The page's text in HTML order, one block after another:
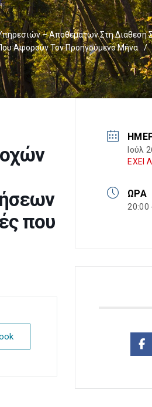
– Αποθεμάτων Στη Διάθεση
Αφορούν Τον Προηγούμενο Μήνα
/
που
Ιούλ
ΕΧΕΙ
ΏΡΑ
20:00